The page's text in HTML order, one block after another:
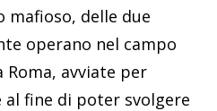
mafioso, delle due
operano nel campo
Roma, avviate per
fine di poter svolgere